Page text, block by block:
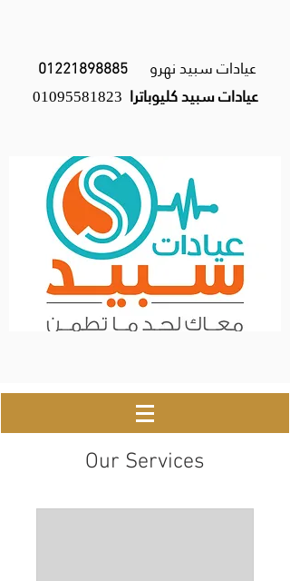
01221898885 عيادات سبيد نهرو
01095581823 عيادات سبيد كليوباترا
Our Services